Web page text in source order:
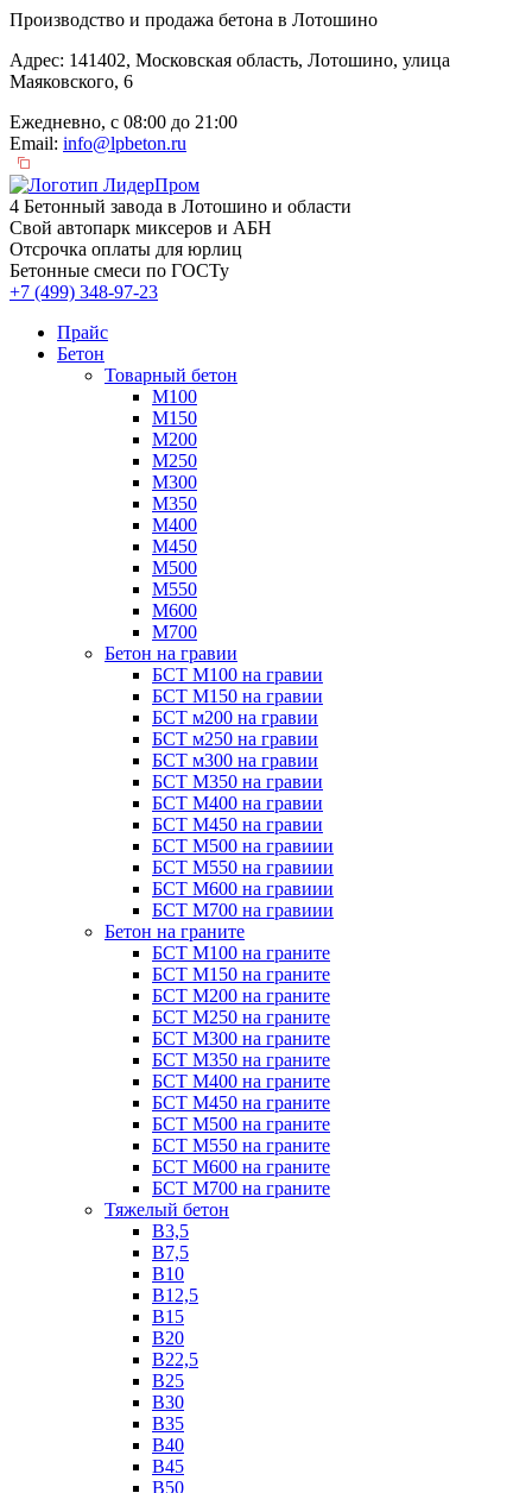
Производство и продажа бетона в Лотошино
Адрес: 141402, Московская область, Лотошино, улица
Маяковского, 6
Ежедневно, с 08:00 до 21:00
Email: info@lpbeton.ru
4 Бетонный завода в Лотошино и области
Свой автопарк миксеров и АБН
Отсрочка оплаты для юрлиц
Бетонные смеси по ГОСТу
+7 (499) 348-97-23
Прайс
Бетон
Товарный бетон
М100
М150
М200
М250
М300
М350
М400
М450
М500
М550
М600
М700
Бетон на гравии
БСТ М100 на гравии
БСТ М150 на гравии
БСТ м200 на гравии
БСТ м250 на гравии
БСТ м300 на гравии
БСТ М350 на гравии
БСТ М400 на гравии
БСТ М450 на гравии
БСТ М500 на гравиии
БСТ М550 на гравиии
БСТ М600 на гравиии
БСТ М700 на гравиии
Бетон на граните
БСТ М100 на граните
БСТ М150 на граните
БСТ М200 на граните
БСТ М250 на граните
БСТ М300 на граните
БСТ М350 на граните
БСТ М400 на граните
БСТ М450 на граните
БСТ М500 на граните
БСТ М550 на граните
БСТ М600 на граните
БСТ М700 на граните
Тяжелый бетон
В3,5
B7,5
В10
В12,5
B15
B20
В22,5
В25
B30
В35
B40
В45
B50